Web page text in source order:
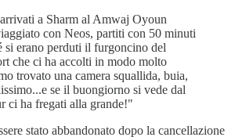
a Sharm al Amwaj Oyoun
con Neos, partiti con 50 minuti
si erano perduti il furgoncino del
che ci ha accolti in modo molto
trovato una camera squallida, buia,
se il buongiorno si vede dal
ci ha fregati alla grande!"
stato abbandonato dopo la cancellazione